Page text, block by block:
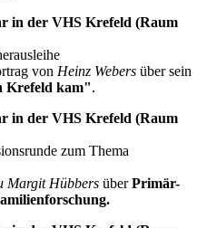
in der VHS Krefeld (Raum
von Heinz Webers über sein
Krefeld kam".
in der VHS Krefeld (Raum
zum Thema
Margit Hübbers überPrimär-